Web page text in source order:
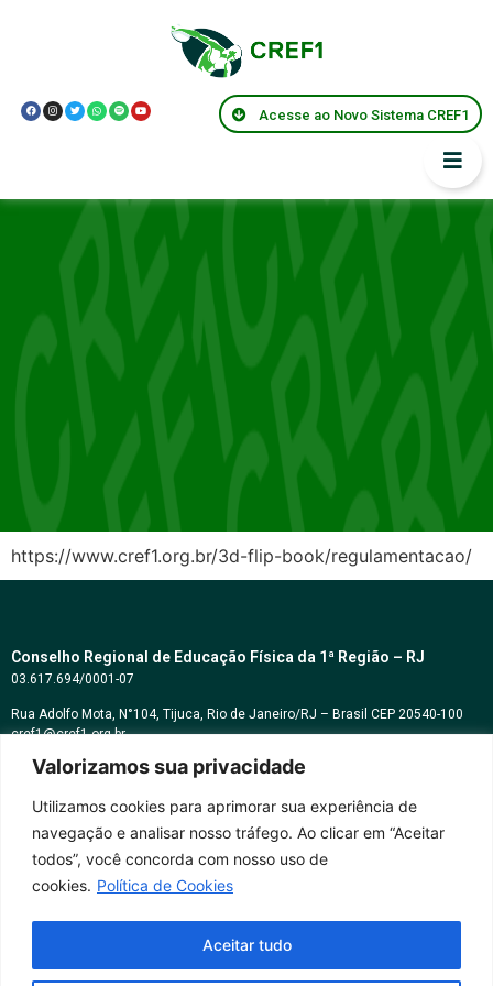
Valorizamos sua privacidade
Utilizamos cookies para aprimorar sua experiência de
navegação e analisar nosso tráfego. Ao clicar em “Aceitar
todos”, você concorda com nosso uso de
cookies. Política de Cookies
Aceitar tudo
Acesse ao Novo Sistema CREF1
https://www.cref1.org.br/3d-flip-book/regulamentacao/
Conselho Regional de Educação Física da 1ª Região – RJ
03.617.694/0001-07
Rua Adolfo Mota, N°104, Tijuca, Rio de Janeiro/RJ – Brasil CEP 20540-100
cref1@cref1.org.br
Assessoria de comunicação:
Horários de atendimento:
Whatsapp: (21) 2569-2398